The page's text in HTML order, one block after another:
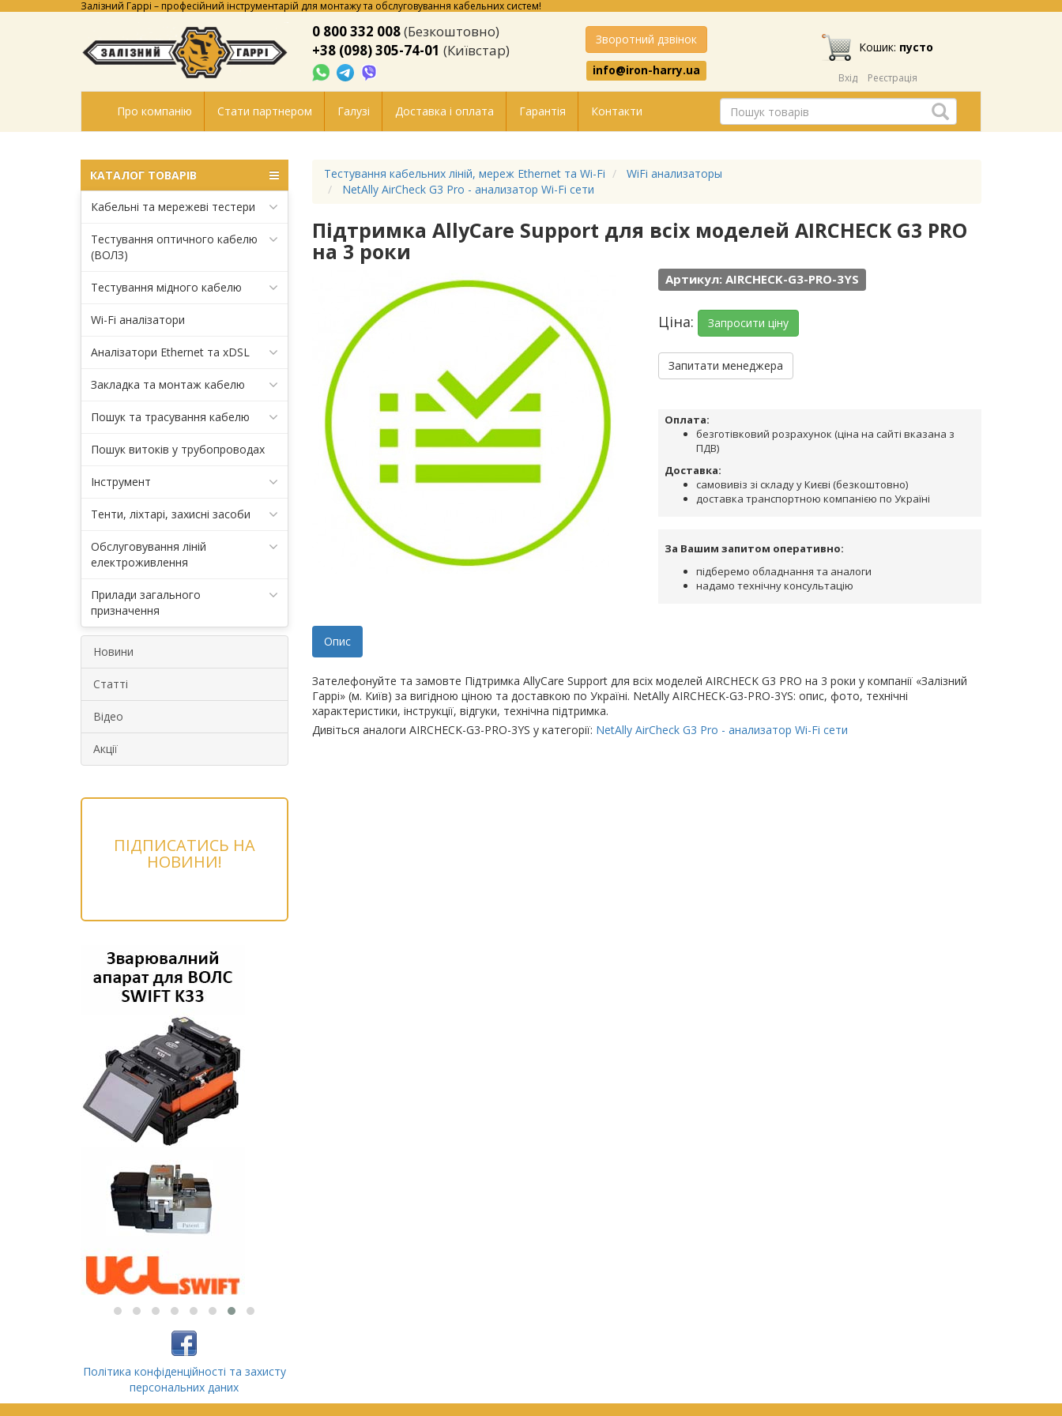
Залізний Гаррі – професійний інструментарій для монтажу та обслуговування кабельних систем!
0 800 332 008(Безкоштовно)
+38 (098) 305-74-01 (Київстар)
Зворотний дзвінок
info@iron-harry.ua
Кошик: пусто
Вхід Реєстрація
Про компанію Стати партнером Галузі Доставка і оплата Гарантія Контакти
КАТАЛОГ ТОВАРІВ
Кабельні та мережеві тестери
Тестування оптичного кабелю
(ВОЛЗ)
Тестування мідного кабелю
Wi-Fi аналізатори
Аналізатори Ethernet та xDSL
Закладка та монтаж кабелю
Пошук та трасування кабелю
Пошук витоків у трубопроводах
Інструмент
Тенти, ліхтарі, захисні засоби
Обслуговування ліній
електроживлення
Прилади загального
призначення
Новини
Статті
Відео
Акції
ПІДПИСАТИСЬ НА
НОВИНИ!
Політика конфіденційності та захисту
персональних даних
Тестування кабельних ліній, мереж Ethernet та Wi-Fi
WiFi анализаторы
NetAlly AirCheck G3 Pro - анализатор Wi-Fi сети
Підтримка AllyCare Support для всіх моделей AIRCHECK G3 PRO
на 3 роки
Артикул: AIRCHECK-G3-PRO-3YS
Ціна: Запросити ціну
Запитати менеджера
Оплата:
безготівковий розрахунок (ціна на сайті вказана з
ПДВ)
Доставка:
самовивіз зі складу у Києві (безкоштовно)
доставка транспортною компанією по Україні
За Вашим запитом оперативно:
підберемо обладнання та аналоги
надамо технічну консультацію
Опис
Зателефонуйте та замовте Підтримка AllyCare Support для всіх моделей AIRCHECK G3 PRO на 3 роки у компанії «Залізний
Гаррі» (м. Київ) за вигідною ціною та доставкою по Україні. NetAlly AIRCHECK-G3-PRO-3YS: опис, фото, технічні
характеристики, інструкції, відгуки, технічна підтримка.
Дивіться аналоги AIRCHECK-G3-PRO-3YS у категорії: NetAlly AirCheck G3 Pro - анализатор Wi-Fi сети